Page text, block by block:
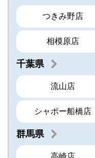
つきみ野店
相模原店
千葉県
流山店
シャポー船橋店
群馬県